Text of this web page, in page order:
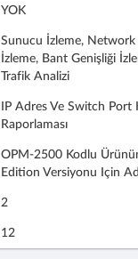
YOK
Sunucu İzleme, Network
İzleme, Bant Genişliği
Trafik Analizi
IP Adres Ve Switch Port
Raporlaması
OPM-2500 Kodlu
Edition Versiyonu Için
2
12